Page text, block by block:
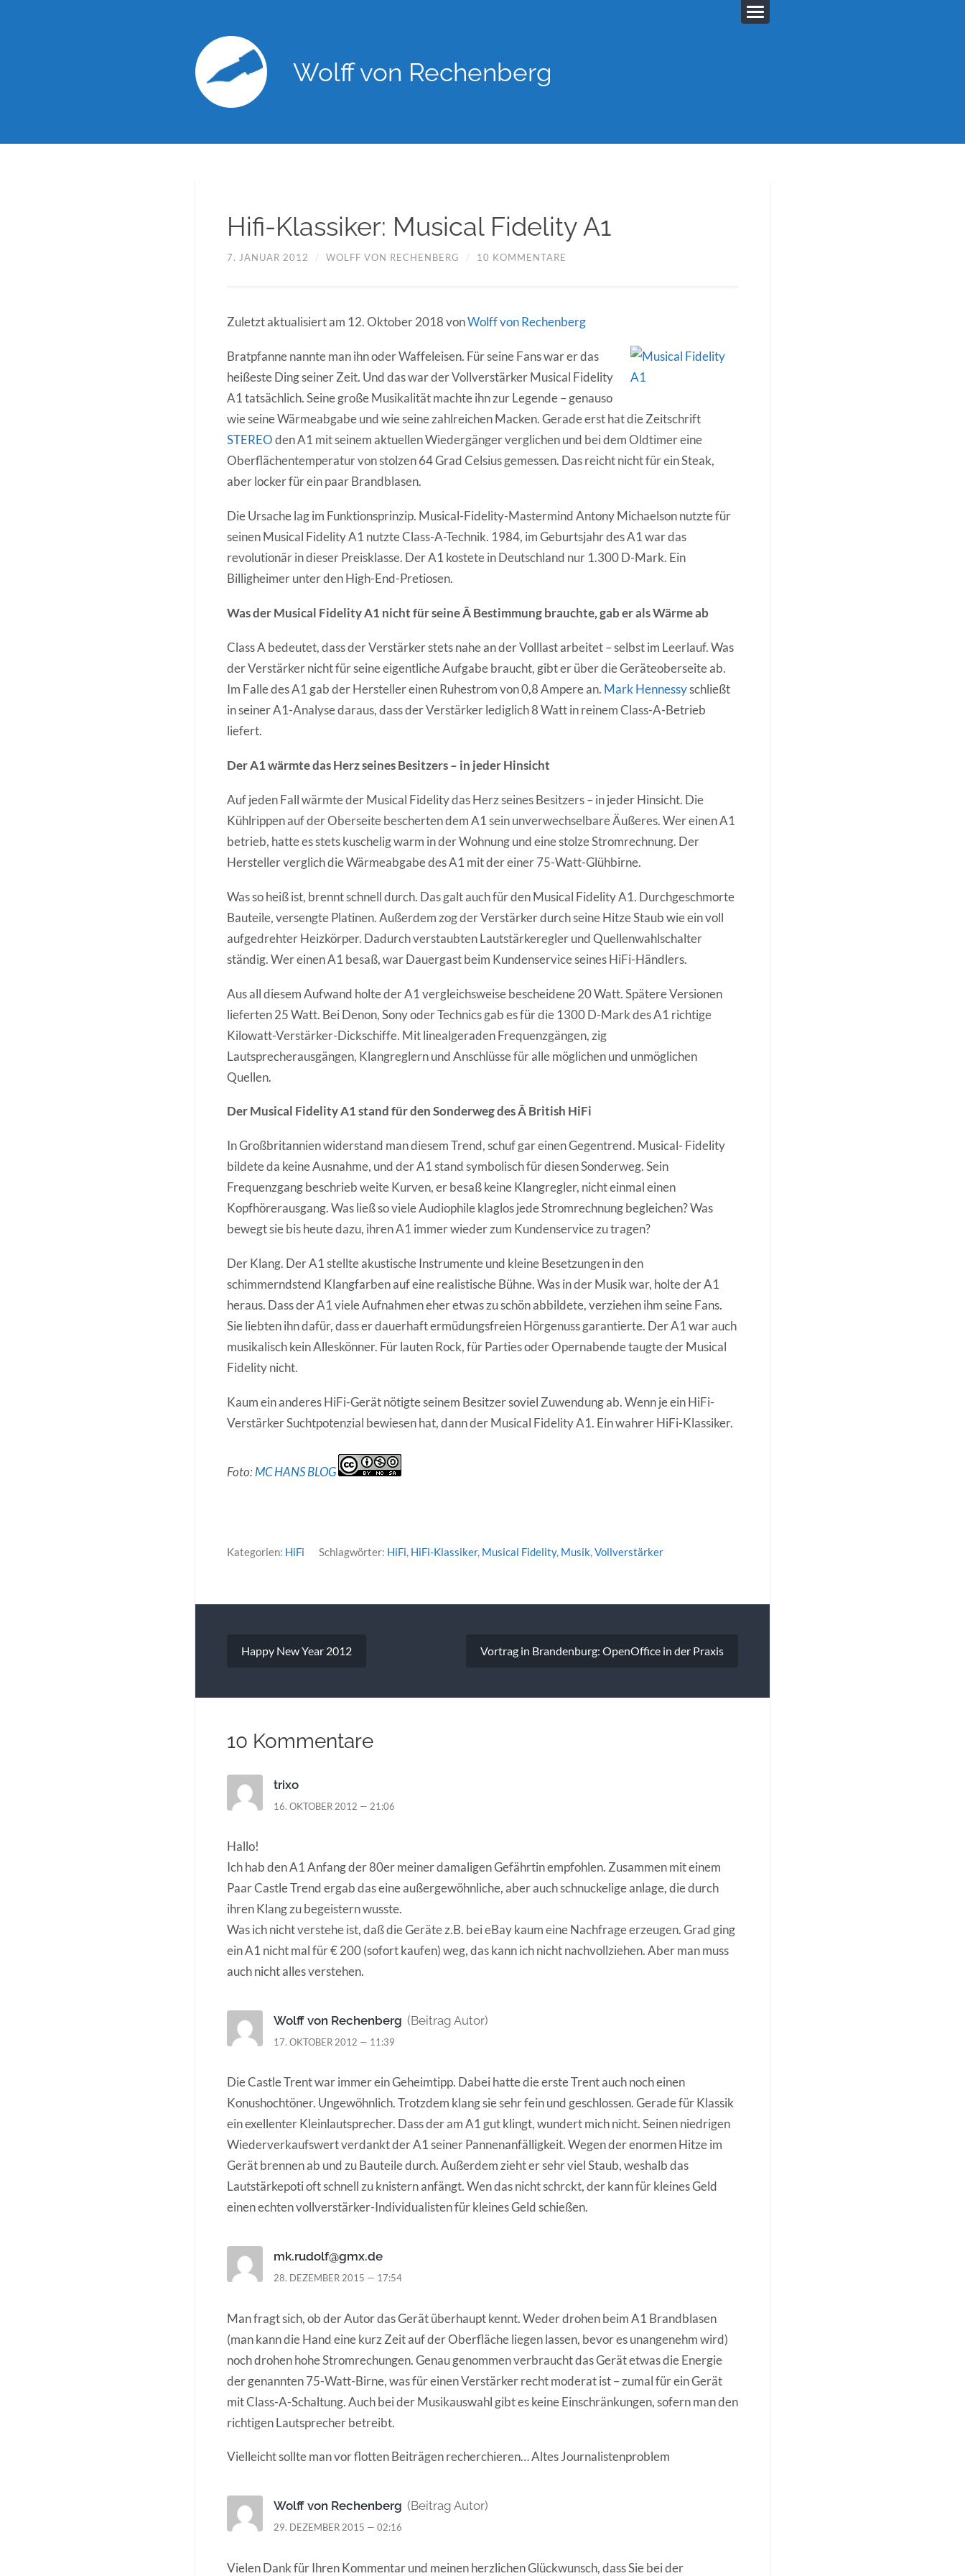
Wolff von Rechenberg
Hifi-Klassiker: Musical Fidelity A1
7. JANUAR 2012 / WOLFF VON RECHENBERG / 10 KOMMENTARE
Zuletzt aktualisiert am 12. Oktober 2018 vonWolff von Rechenberg
Bratpfanne nannte man ihn oder Waffeleisen. Für seine Fans war er das
heißeste Ding seiner Zeit. Und das war der Vollverstärker Musical Fidelity
A1 tatsächlich. Seine große Musikalität machte ihn zur Legende – genauso
wie seine Wärmeabgabe und wie seine zahlreichen Macken. Gerade erst hat die Zeitschrift
STEREOden A1 mit seinem aktuellen Wiedergänger verglichen und bei dem Oldtimer eine
Oberflächentemperatur von stolzen 64 Grad Celsius gemessen. Das reicht nicht für ein Steak,
aber locker für ein paar Brandblasen.
Die Ursache lag im Funktionsprinzip. Musical-Fidelity-Mastermind Antony Michaelson nutzte für
seinen Musical Fidelity A1 nutzte Class-A-Technik. 1984, im Geburtsjahr des A1 war das
revolutionär in dieser Preisklasse. Der A1 kostete in Deutschland nur 1.300 D-Mark. Ein
Billigheimer unter den High-End-Pretiosen.
Was der Musical Fidelity A1 nicht für seine Â Bestimmung brauchte, gab er als Wärme ab
Class A bedeutet, dass der Verstärker stets nahe an der Volllast arbeitet – selbst im Leerlauf. Was
der Verstärker nicht für seine eigentliche Aufgabe braucht, gibt er über die Geräteoberseite ab.
Im Falle des A1 gab der Hersteller einen Ruhestrom von 0,8 Ampere an. Mark Hennessyschließt
in seiner A1-Analyse daraus, dass der Verstärker lediglich 8 Watt in reinem Class-A-Betrieb
liefert.
Der A1 wärmte das Herz seines Besitzers – in jeder Hinsicht
Auf jeden Fall wärmte der Musical Fidelity das Herz seines Besitzers – in jeder Hinsicht. Die
Kühlrippen auf der Oberseite bescherten dem A1 sein unverwechselbare Äußeres. Wer einen A1
betrieb, hatte es stets kuschelig warm in der Wohnung und eine stolze Stromrechnung. Der
Hersteller verglich die Wärmeabgabe des A1 mit der einer 75-Watt-Glühbirne.
Was so heiß ist, brennt schnell durch. Das galt auch für den Musical Fidelity A1. Durchgeschmorte
Bauteile, versengte Platinen. Außerdem zog der Verstärker durch seine Hitze Staub wie ein voll
aufgedrehter Heizkörper. Dadurch verstaubten Lautstärkeregler und Quellenwahlschalter
ständig. Wer einen A1 besaß, war Dauergast beim Kundenservice seines HiFi-Händlers.
Aus all diesem Aufwand holte der A1 vergleichsweise bescheidene 20 Watt. Spätere Versionen
lieferten 25 Watt. Bei Denon, Sony oder Technics gab es für die 1300 D-Mark des A1 richtige
Kilowatt-Verstärker-Dickschiffe. Mit linealgeraden Frequenzgängen, zig
Lautsprecherausgängen, Klangreglern und Anschlüsse für alle möglichen und unmöglichen
Quellen.
Der Musical Fidelity A1 stand für den Sonderweg des Â British HiFi
In Großbritannien widerstand man diesem Trend, schuf gar einen Gegentrend. Musical- Fidelity
bildete da keine Ausnahme, und der A1 stand symbolisch für diesen Sonderweg. Sein
Frequenzgang beschrieb weite Kurven, er besaß keine Klangregler, nicht einmal einen
Kopfhörerausgang. Was ließ so viele Audiophile klaglos jede Stromrechnung begleichen? Was
bewegt sie bis heute dazu, ihren A1 immer wieder zum Kundenservice zu tragen?
Der Klang. Der A1 stellte akustische Instrumente und kleine Besetzungen in den
schimmerndstend Klangfarben auf eine realistische Bühne. Was in der Musik war, holte der A1
heraus. Dass der A1 viele Aufnahmen eher etwas zu schön abbildete, verziehen ihm seine Fans.
Sie liebten ihn dafür, dass er dauerhaft ermüdungsfreien Hörgenuss garantierte. Der A1 war auch
musikalisch kein Alleskönner. Für lauten Rock, für Parties oder Opernabende taugte der Musical
Fidelity nicht.
Kaum ein anderes HiFi-Gerät nötigte seinem Besitzer soviel Zuwendung ab. Wenn je ein HiFi-
Verstärker Suchtpotenzial bewiesen hat, dann der Musical Fidelity A1. Ein wahrer HiFi-Klassiker.
Foto:MC HANS BLOG
Kategorien: HiFi Schlagwörter: HiFi, HiFi-Klassiker, Musical Fidelity, Musik,Vollverstärker
Happy New Year 2012 Vortrag in Brandenburg: OpenOffice in der Praxis
10 Kommentare
trixo
16. OKTOBER 2012 — 21:06
Hallo!
Ich hab den A1 Anfang der 80er meiner damaligen Gefährtin empfohlen. Zusammen mit einem
Paar Castle Trend ergab das eine außergewöhnliche, aber auch schnuckelige anlage, die durch
ihren Klang zu begeistern wusste.
Was ich nicht verstehe ist, daß die Geräte z.B. bei eBay kaum eine Nachfrage erzeugen. Grad ging
ein A1 nicht mal für € 200 (sofort kaufen) weg, das kann ich nicht nachvollziehen. Aber man muss
auch nicht alles verstehen.
Wolff von Rechenberg (Beitrag Autor)
17. OKTOBER 2012 — 11:39
Die Castle Trent war immer ein Geheimtipp. Dabei hatte die erste Trent auch noch einen
Konushochtöner. Ungewöhnlich. Trotzdem klang sie sehr fein und geschlossen. Gerade für Klassik
ein exellenter Kleinlautsprecher. Dass der am A1 gut klingt, wundert mich nicht. Seinen niedrigen
Wiederverkaufswert verdankt der A1 seiner Pannenanfälligkeit. Wegen der enormen Hitze im
Gerät brennen ab und zu Bauteile durch. Außerdem zieht er sehr viel Staub, weshalb das
Lautstärkepoti oft schnell zu knistern anfängt. Wen das nicht schrckt, der kann für kleines Geld
einen echten vollverstärker-Individualisten für kleines Geld schießen.
mk.rudolf@gmx.de
28. DEZEMBER 2015 — 17:54
Man fragt sich, ob der Autor das Gerät überhaupt kennt. Weder drohen beim A1 Brandblasen
(man kann die Hand eine kurz Zeit auf der Oberfläche liegen lassen, bevor es unangenehm wird)
noch drohen hohe Stromrechungen. Genau genommen verbraucht das Gerät etwas die Energie
der genannten 75-Watt-Birne, was für einen Verstärker recht moderat ist – zumal für ein Gerät
mit Class-A-Schaltung. Auch bei der Musikauswahl gibt es keine Einschränkungen, sofern man den
richtigen Lautsprecher betreibt.
Vielleicht sollte man vor flotten Beiträgen recherchieren… Altes Journalistenproblem
Wolff von Rechenberg (Beitrag Autor)
29. DEZEMBER 2015 — 02:16
Vielen Dank für Ihren Kommentar und meinen herzlichen Glückwunsch, dass Sie bei der